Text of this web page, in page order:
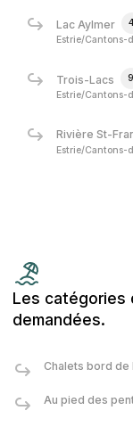
Lac Aylmer
4
Estrie/Cantons-
Trois-Lacs
9
Estrie/Cantons-
Rivière St-
Estrie/Cantons-
Les catégories
demandées.
Chalets bord de
Au pied des